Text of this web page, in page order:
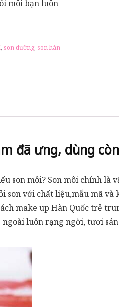
môi bạn luôn
, son dưỡng, son hàn
đã ưng, dùng
son môi? Son môi chính là
son với chất liệu,mẫu mã và
make up Hàn Quốc trẻ
ngoài luôn rạng ngời, tươi